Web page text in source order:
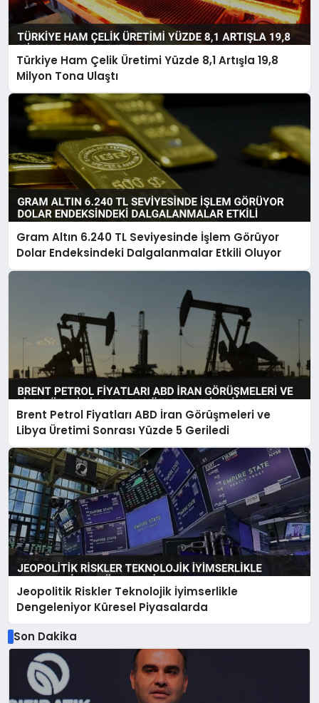
Türkiye Ham Çelik Üretimi Yüzde 8,1 Artışla 19,8
Milyon Tona Ulaştı
Gram Altın 6.240 TL Seviyesinde İşlem Görüyor
Dolar Endeksindeki Dalgalanmalar Etkili Oluyor
Brent Petrol Fiyatları ABD İran Görüşmeleri ve
Libya Üretimi Sonrası Yüzde 5 Geriledi
Jeopolitik Riskler Teknolojik İyimserlikle
Dengeleniyor Küresel Piyasalarda
Son Dakika